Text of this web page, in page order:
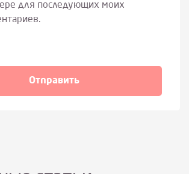
для последующих моих